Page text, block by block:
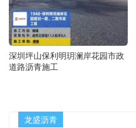
深圳坪山保利明玥澜岸花园市政
道路沥青施工
龙盛沥青